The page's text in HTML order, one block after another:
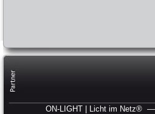
ON-LIGHT | Licht im Netz® —